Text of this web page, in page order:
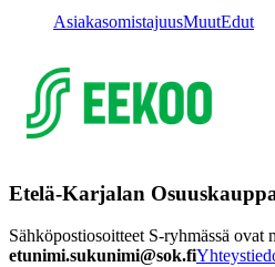
AsiakasomistajuusMuutEdut
Etelä-Karjalan
Sähköpostiosoitteet S-ryhmässä ovat
etunimi.sukunimi@sok.fi